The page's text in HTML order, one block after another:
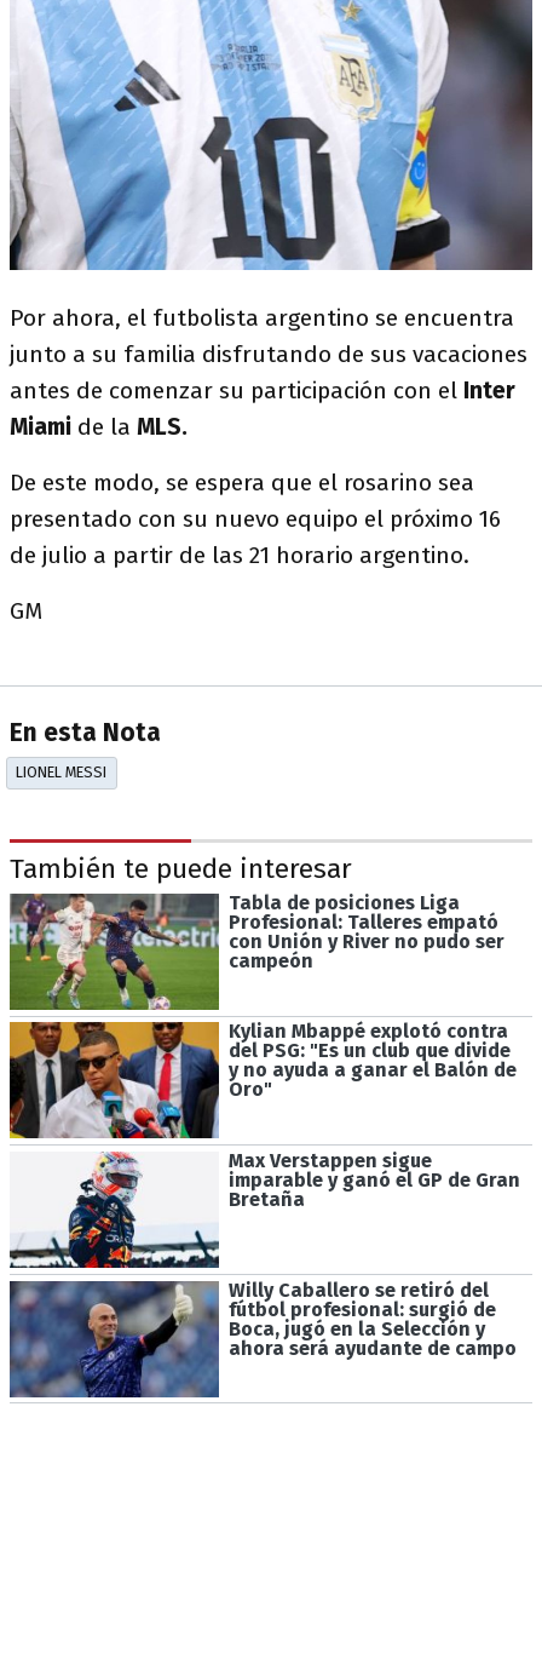
Por ahora, el futbolista argentino se encuentra
junto a su familia disfrutando de sus vacaciones
antes de comenzar su participación con el Inter
Miami de la MLS.
De este modo, se espera que el rosarino sea
presentado con su nuevo equipo el próximo 16
de julio a partir de las 21 horario argentino.
GM
En esta Nota
LIONEL MESSI
También te puede interesar
Tabla de posiciones Liga
Profesional: Talleres empató
con Unión y River no pudo ser
campeón
Kylian Mbappé explotó contra
del PSG: "Es un club que divide
y no ayuda a ganar el Balón de
Oro"
Max Verstappen sigue
imparable y ganó el GP de Gran
Bretaña
Willy Caballero se retiró del
fútbol profesional: surgió de
Boca, jugó en la Selección y
ahora será ayudante de campo